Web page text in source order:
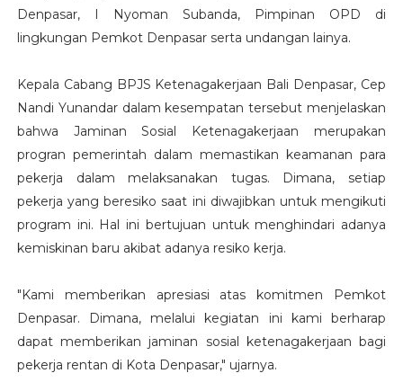
Denpasar, I Nyoman Subanda, Pimpinan OPD di
lingkungan Pemkot Denpasar serta undangan lainya.
Kepala Cabang BPJS Ketenagakerjaan Bali Denpasar, Cep
Nandi Yunandar dalam kesempatan tersebut menjelaskan
bahwa Jaminan Sosial Ketenagakerjaan merupakan
progran pemerintah dalam memastikan keamanan para
pekerja dalam melaksanakan tugas. Dimana, setiap
pekerja yang beresiko saat ini diwajibkan untuk mengikuti
program ini. Hal ini bertujuan untuk menghindari adanya
kemiskinan baru akibat adanya resiko kerja.
"Kami memberikan apresiasi atas komitmen Pemkot
Denpasar. Dimana, melalui kegiatan ini kami berharap
dapat memberikan jaminan sosial ketenagakerjaan bagi
pekerja rentan di Kota Denpasar," ujarnya.